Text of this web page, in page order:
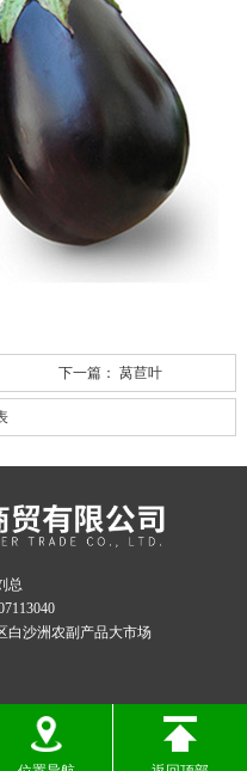
下一篇：莴苣叶
总
白沙洲农副产品大市场